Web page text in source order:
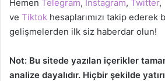
Hemen Telegram, Instagram, Twitter,
ve Tiktok hesaplarımızı takip ederek
gelişmelerden ilk siz haberdar olun!
Not: Bu sitede yazılan içerikler
analize dayalıdır. Hiçbir şekilde